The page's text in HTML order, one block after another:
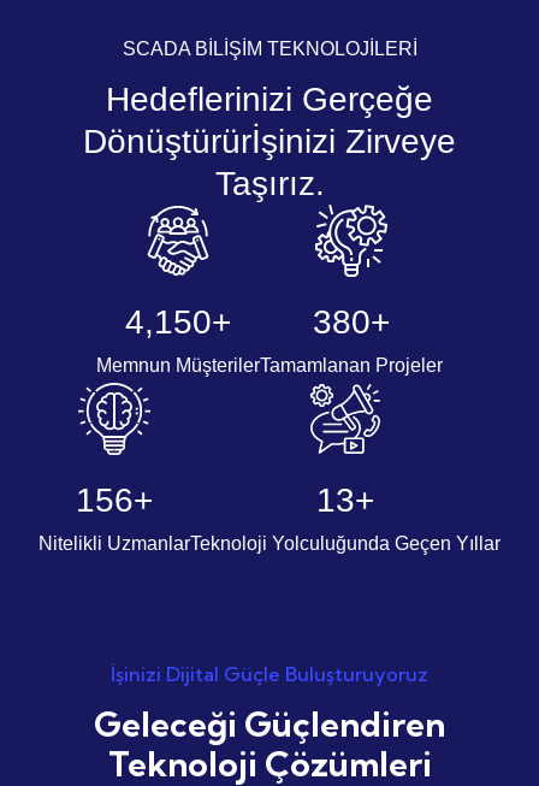
SCADA BİLİŞİM TEKNOLOJİLERİ
Hedeflerinizi Gerçeğe
Dönüştürürİşinizi Zirveye
Taşırız.
5,282+
Memnun Müşteriler
483+
Tamamlanan Projeler
199+
Nitelikli Uzmanlar
16+
Teknoloji Yolculuğunda Geçen Yıllar
İşinizi Dijital Güçle Buluşturuyoruz
Geleceği Güçlendiren
Teknoloji Çözümleri